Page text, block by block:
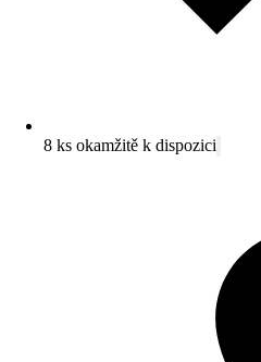
8 ks okamžitě k dispozici